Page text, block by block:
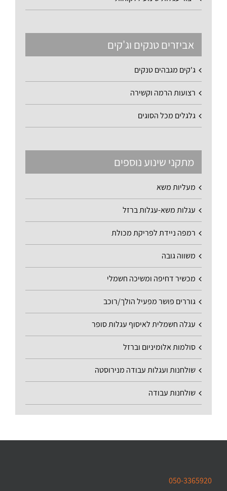
אביזרים טנקים וג'קים
ג'קים מגבהים טנקים
רצועות הרמה וקשירה
גלגלים מכל הסוגים
מתקני שינוע נוספים
מעליות משא
עגלות משא-עגלות ברזל
רמפה ניידת לפריקת מכולת
משווה גובה
מכשיר דחיפה ומשיכה חשמלי
גוררים פושר מפעיל הולך/רוכב
עגלה חשמלית לאיסוף עגלות סופר
סולמות אלומיניום וברזל
שולחנות ועגלות עבודה מנירוסטה
שולחנות עבודה
050-3365920